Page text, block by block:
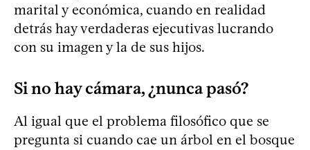
marital y económica, cuando en realidad
detrás hay verdaderas ejecutivas lucrando
con su imagen y la de sus hijos.
Si no hay cámara, ¿nunca pasó?
Al igual que el problema filosófico que se
pregunta si cuando cae un árbol en el bosque